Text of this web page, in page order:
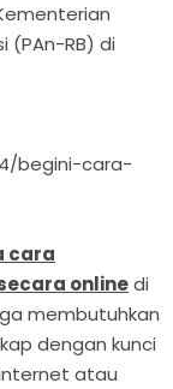
(PAn-RB) di
begini-cara-
cara
onlinedi
membutuhkan
dengan kunci
atau